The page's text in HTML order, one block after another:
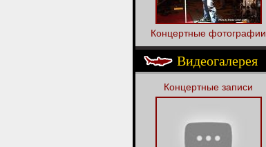
Концертные фотографии
Видеогалерея
Концертные записи